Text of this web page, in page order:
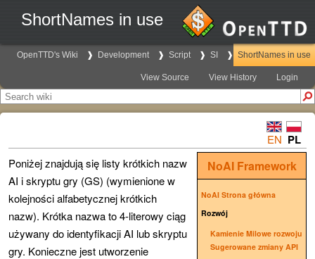
ShortNames in use
OpenTTD's Wiki Development Script SI ShortNames in use
View Source View History Login
EN PL
NoAI Framework
NoAI Strona główna
Rozwój
Kamienie Milowe rozwoju
Sugerowane zmiany API
Poniżej znajdują się listy krótkich nazw
AI i skryptu gry (GS) (wymienione w
kolejności alfabetycznej krótkich
nazw). Krótka nazwa to 4-literowy ciąg
używany do identyfikacji AI lub skryptu
gry. Konieczne jest utworzenie